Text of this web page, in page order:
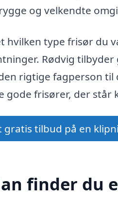
og velkendte
hvilken type frisør du
Rødvig
rigtige fagperson til
gode frisører, der
gratis tilbud på en
finder du